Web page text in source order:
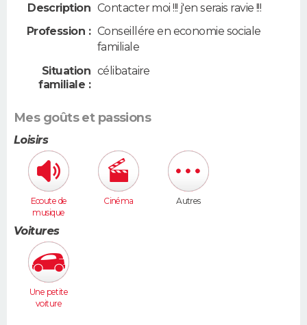
Description Contacter moi !!! j'en serais ravie !!!
Profession : Conseillére en economie sociale
familiale
Situation
familiale :
célibataire
Mes goûts et passions
Loisirs
Ecoute de
musique
Cinéma Autres
Voitures
Une petite
voiture